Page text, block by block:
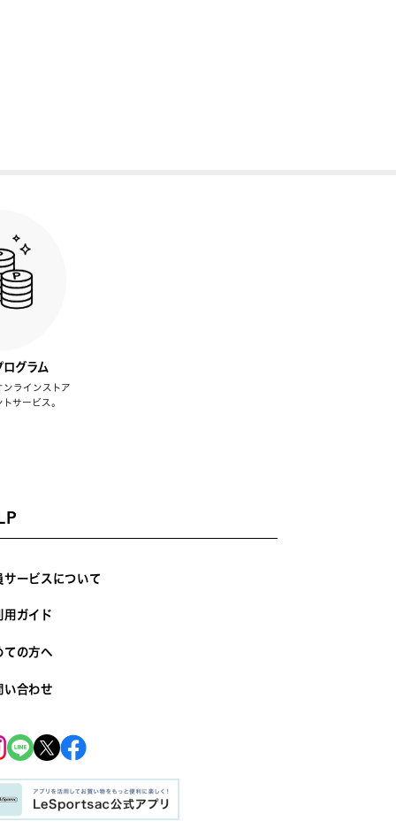
ログラム
ラインストア
サービス。
サービスについて
用ガイド
ての方へ
い合わせ